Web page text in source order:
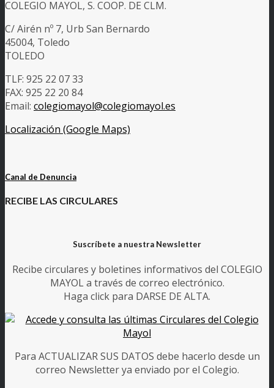
COLEGIO MAYOL, S. COOP. DE CLM.
C/ Airén nº 7, Urb San Bernardo
45004, Toledo
TOLEDO
TLF: 925 22 07 33
FAX: 925 22 20 84
Email: colegiomayol@colegiomayol.es
Localización (Google Maps)
Canal de Denuncia
RECIBE LAS CIRCULARES
Suscríbete a nuestra Newsletter
Recibe circulares y boletines informativos del COLEGIO
MAYOL a través de correo electrónico.
Haga click para DARSE DE ALTA.
Para ACTUALIZAR SUS DATOS debe hacerlo desde un
correo Newsletter ya enviado por el Colegio.